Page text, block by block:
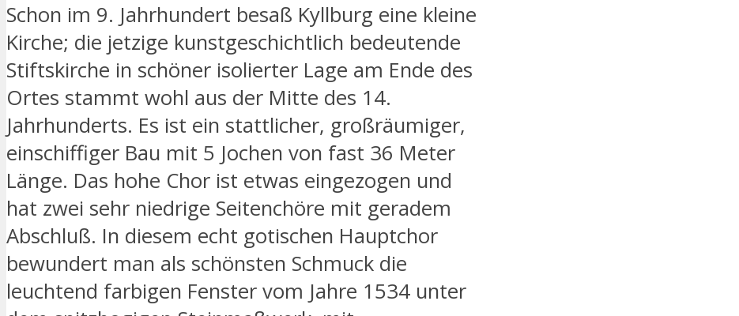
Schon im 9. Jahrhundert besaß Kyllburg eine kleine
Kirche; die jetzige kunstgeschichtlich bedeutende
Stiftskirche in schöner isolierter Lage am Ende des
Ortes stammt wohl aus der Mitte des 14.
Jahrhunderts. Es ist ein stattlicher, großräumiger,
einschiffiger Bau mit 5 Jochen von fast 36 Meter
Länge. Das hohe Chor ist etwas eingezogen und
hat zwei sehr niedrige Seitenchöre mit geradem
Abschluß. In diesem echt gotischen Hauptchor
bewundert man als schönsten Schmuck die
leuchtend farbigen Fenster vom Jahre 1534 unter